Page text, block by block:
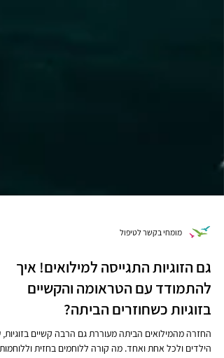
מומחי בקשר לטיפול
גם הזוגיות התגייסה למילואים! איך
להתמודד עם הטראומה והקשיים
בזוגיות כשחוזרים הביתה?